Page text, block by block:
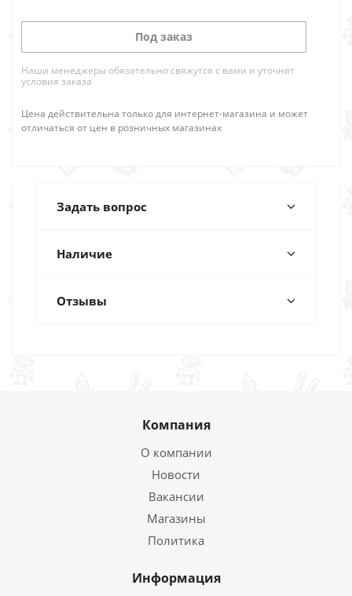
Под заказ
Наши менеджеры обязательно свяжутся с вами и уточнят
условия заказа
Цена действительна только для интернет-магазина и может
отличаться от цен в розничных магазинах
Задать вопрос
Наличие
Отзывы
Компания
О компании
Новости
Вакансии
Магазины
Политика
Информация